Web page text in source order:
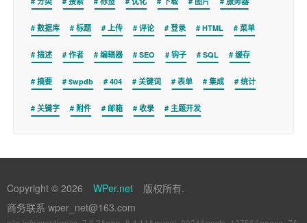
数据库 标题 上传 评论 登录 HTML 菜单
描述 作者 编辑器 SEO 钩子 SQL 缓存
摘要 $wpdb 404 关键词 表单 集成 统计
关键字 附件 邮箱 收录 主题开发
Copyright © 2026 WPer.net
版权所有.
商务联系 wper_net@163.com